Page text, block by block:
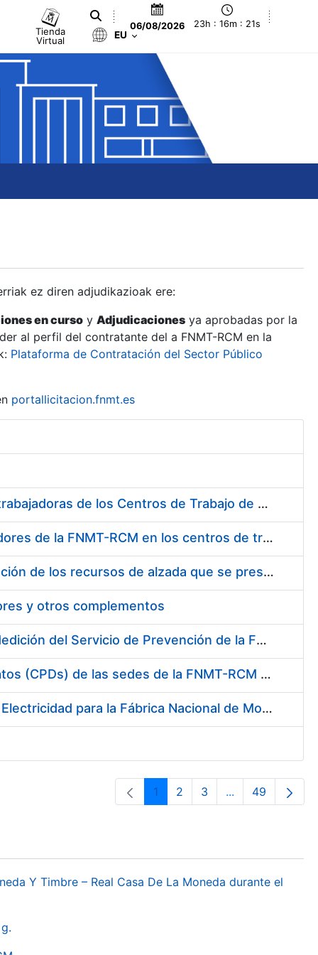
Tienda
Virtual
06/08/2026 23h : 16m : 22s
EU
ez diren adjudikazioak ere:
en curso y Adjudicaciones ya aprobadas por la
al perfil del contratante del a FNMT-RCM en la
Plataforma de Contratación del Sector Público
portallicitacion.fnmt.es
Suministro de Protectores Auditivos a medida para las personas trabajadoras de los Centros de Trabajo de Madrid y Burgos
Suministro de gafas graduadas antiproyecciones para los trabajadores de la FNMT-RCM en los centros de trabajo de Madrid y Burgos
Servicios de una empresa externa para el asesoramiento y resolución de los recursos de alzada que se presentan relacionados con procesos de selección para la FNMT-RCM
y otros complementos
Servicio de Calibración y Verificación Externa de los Equipos de Medición del Servicio de Prevención de la FNMT-RCM
Conexión mediante Fibra Óptica de los Centros de Proceso de Datos (CPDs) de las sedes de la FNMT-RCM de Burgos y Madrid
Contratación de acuerdo marco para el Suministro de Material de Electricidad para la Fábrica Nacional de Moneda y Timbre-Real Casa de la Moneda en su centro de trabajo de Burgos
Orrialdea
1 Orrialdea
2 Orrialdea
3 ...Intermediate
Orrialdea
49
Y Timbre – Real Casa De La Moneda durante el